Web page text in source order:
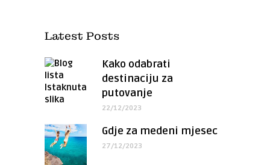
Latest Posts
Kako odabrati
destinaciju za
putovanje
22/12/2023
Gdje za medeni mjesec
27/12/2023